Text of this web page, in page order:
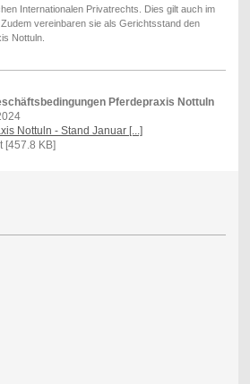
Internationalen Privatrechts. Dies gilt auch im
vereinbaren sie als Gerichtsstand den
Nottuln.
Pferdepraxis Nottuln
Nottuln - Stand Januar [...]
[457.8 KB]